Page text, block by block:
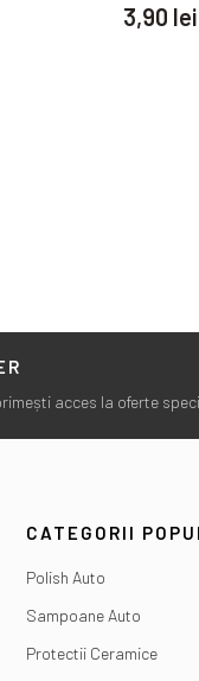
3,90 lei
acces la oferte
CATEGORII
Polish Auto
Sampoane Auto
Protectii Ceramice